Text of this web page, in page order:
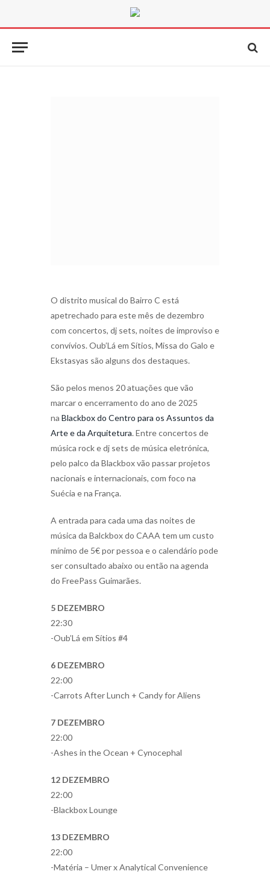
O distrito musical do Bairro C está
apetrechado para este mês de dezembro
com concertos, dj sets, noites de improviso e
convívios. Oub’Lá em Sítios, Missa do Galo e
Ekstasyas são alguns dos destaques.
São pelos menos 20 atuações que vão
marcar o encerramento do ano de 2025
na Blackbox do Centro para os Assuntos da
Arte e da Arquitetura. Entre concertos de
música rock e dj sets de música eletrónica,
pelo palco da Blackbox vão passar projetos
nacionais e internacionais, com foco na
Suécia e na França.
A entrada para cada uma das noites de
música da Balckbox do CAAA tem um custo
mínimo de 5€ por pessoa e o calendário pode
ser consultado abaixo ou então na agenda
do FreePass Guimarães.
5 DEZEMBRO
22:30
-Oub’Lá em Sítios #4
6 DEZEMBRO
22:00
-Carrots After Lunch + Candy for Aliens
7 DEZEMBRO
22:00
-Ashes in the Ocean + Cynocephal
12 DEZEMBRO
22:00
-Blackbox Lounge
13 DEZEMBRO
22:00
-Matéria – Umer x Analytical Convenience